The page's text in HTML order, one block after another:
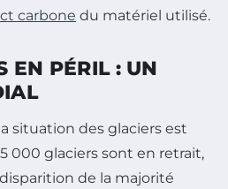
carbone du matériel utilisé.
EN PÉRIL : UN
situation des glaciers est
000 glaciers sont en retrait,
de la majorité